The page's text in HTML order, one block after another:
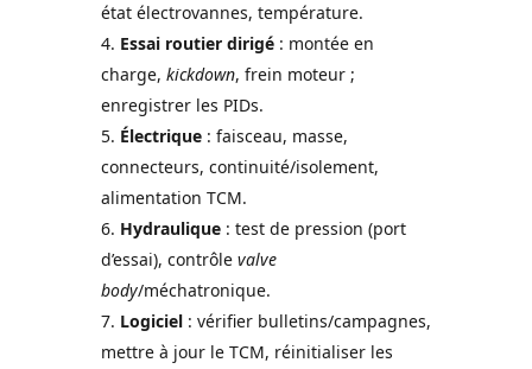
état électrovannes, température.
Essai routier dirigé: montée en
charge, kickdown, frein moteur ;
enregistrer les PIDs.
Électrique: faisceau, masse,
connecteurs, continuité/isolement,
alimentation TCM.
Hydraulique: test de pression (port
d’essai), contrôle valve
body/méchatronique.
Logiciel: vérifier bulletins/campagnes,
mettre à jour le TCM, réinitialiser les